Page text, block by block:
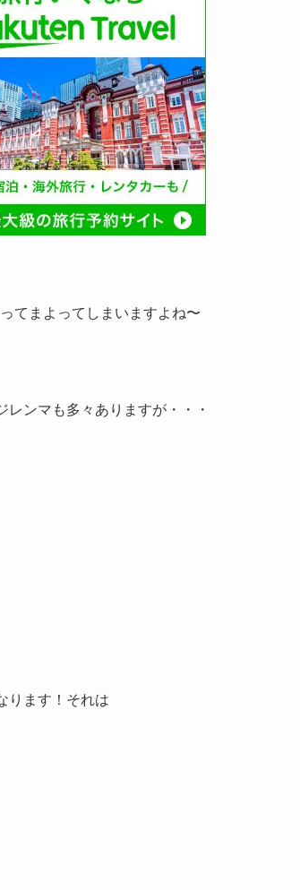
てまよってしまいますよね〜
ンマも多々ありますが・・・
ります！それは